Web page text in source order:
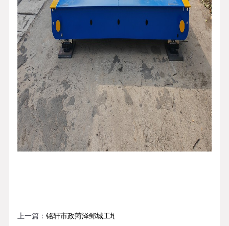
上一篇：铭轩市政菏泽鄄城工地100吨